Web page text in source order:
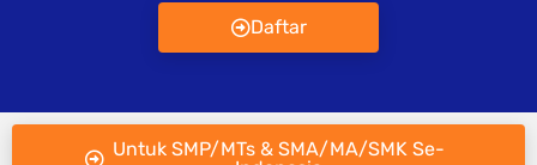
Daftar
Untuk SMP/MTs & SMA/MA/SMK Se-